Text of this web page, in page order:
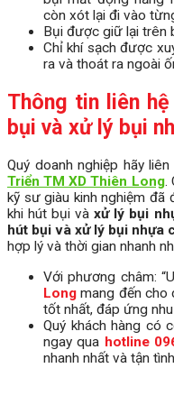
còn xót lại đi vào
Bụi được giữ lại trên
Chỉ khí sạch được
ra và thoát ra ngoài
Thông tin liên
bụi và xử lý bụi
Quý doanh nghiệp hãy
Triển TM XD Thiên Long.
kỹ sư giàu kinh nghiệm
khi hút bụi vàxử lý bụi
hút bụi và xử lý bụi nhựa
hợp lý và thời gian nhanh
Với phương châm:
Long mang đến cho
tốt nhất, đáp ứng
Quý khách hàng có
ngay qua hotline
nhanh nhất và tận